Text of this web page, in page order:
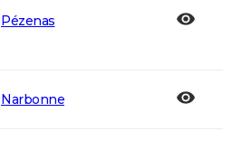
Pézenas
Narbonne